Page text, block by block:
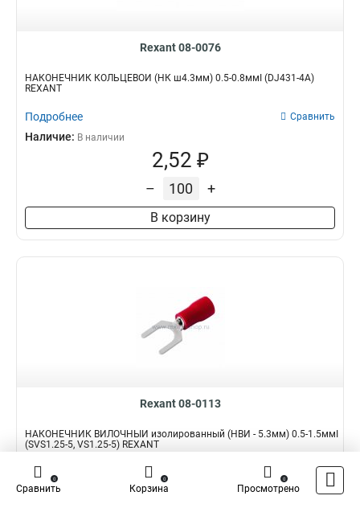
Rexant 08-0076
НАКОНЕЧНИК КОЛЬЦЕВОЙ (НК ш4.3мм) 0.5-0.8ммІ (DJ431-4A)
REXANT
Подробнее Сравнить
Наличие: В наличии
2,52 ₽
– +
В корзину
Rexant 08-0113
НАКОНЕЧНИК ВИЛОЧНЫЙ изолированный (НВИ - 5.3мм) 0.5-1.5ммІ
(SVS1.25-5, VS1.25-5) REXANT
Подробнее Сравнить
Наличие:
Сравнить
0
Корзина
0
Просмотрено
0